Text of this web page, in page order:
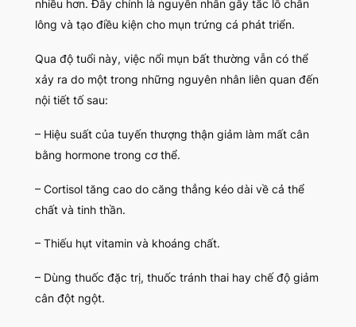
nhiều hơn. Đây chính là nguyên nhân gây tắc lỗ chân
lông và tạo điều kiện cho mụn trứng cá phát triển.
Qua độ tuổi này, việc nổi mụn bất thường vẫn có thể
xảy ra do một trong những nguyên nhân liên quan đến
nội tiết tố sau:
– Hiệu suất của tuyến thượng thận giảm làm mất cân
bằng hormone trong cơ thể.
– Cortisol tăng cao do căng thẳng kéo dài về cả thể
chất và tinh thần.
– Thiếu hụt vitamin và khoáng chất.
– Dùng thuốc đặc trị, thuốc tránh thai hay chế độ giảm
cân đột ngột.